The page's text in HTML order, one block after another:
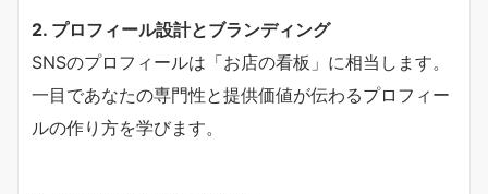
2. プロフィール設計とブランディング
SNSのプロフィールは「お店の看板」に相当します。
一目であなたの専門性と提供価値が伝わるプロフィー
ルの作り方を学びます。